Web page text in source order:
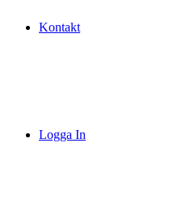
Kontakt
Logga In